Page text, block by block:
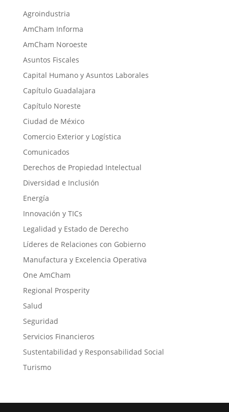
Agroindustria
AmCham Informa
AmCham Noroeste
Asuntos Fiscales
Capital Humano y Asuntos Laborales
Capítulo Guadalajara
Capítulo Noreste
Ciudad de México
Comercio Exterior y Logística
Comunicados
Derechos de Propiedad Intelectual
Diversidad e Inclusión
Energía
Innovación y TICs
Legalidad y Estado de Derecho
Líderes de Relaciones con Gobierno
Manufactura y Excelencia Operativa
One AmCham
Regional Prosperity
Salud
Seguridad
Servicios Financieros
Sustentabilidad y Responsabilidad Social
Turismo